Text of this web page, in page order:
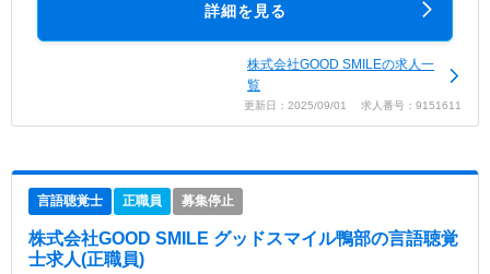
詳細を見る
株式会社GOOD SMILEの求人一
覧
更新日：2025/09/01 求人番号：9151611
言語聴覚士 正職員 募集停止
株式会社GOOD SMILE グッドスマイル鴨部の言語聴覚
士求人(正職員)